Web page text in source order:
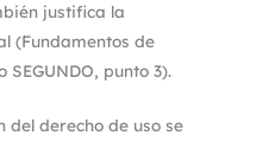
justifica la
(Fundamentos de
punto 3).
del derecho de uso se